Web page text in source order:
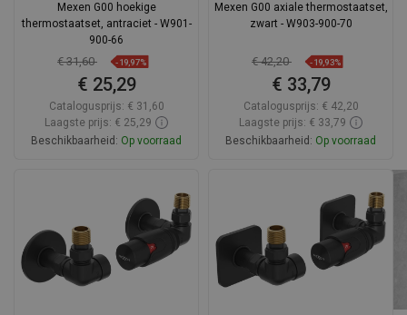
Mexen G00 hoekige
thermostaatset, antraciet - W901-
900-66
€ 31,60 -19,97%
€ 25,29
Catalogusprijs: € 31,60
Laagste prijs: € 25,29
Beschikbaarheid: Op voorraad
favorite_border Favoriet
Mexen G00 axiale thermostaatset,
zwart - W903-900-70
€ 42,20 -19,93%
€ 33,79
Catalogusprijs: € 42,20
Laagste prijs: € 33,79
Beschikbaarheid: Op voorraad
favorite_border Favoriet